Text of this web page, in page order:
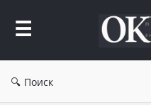
Поиск